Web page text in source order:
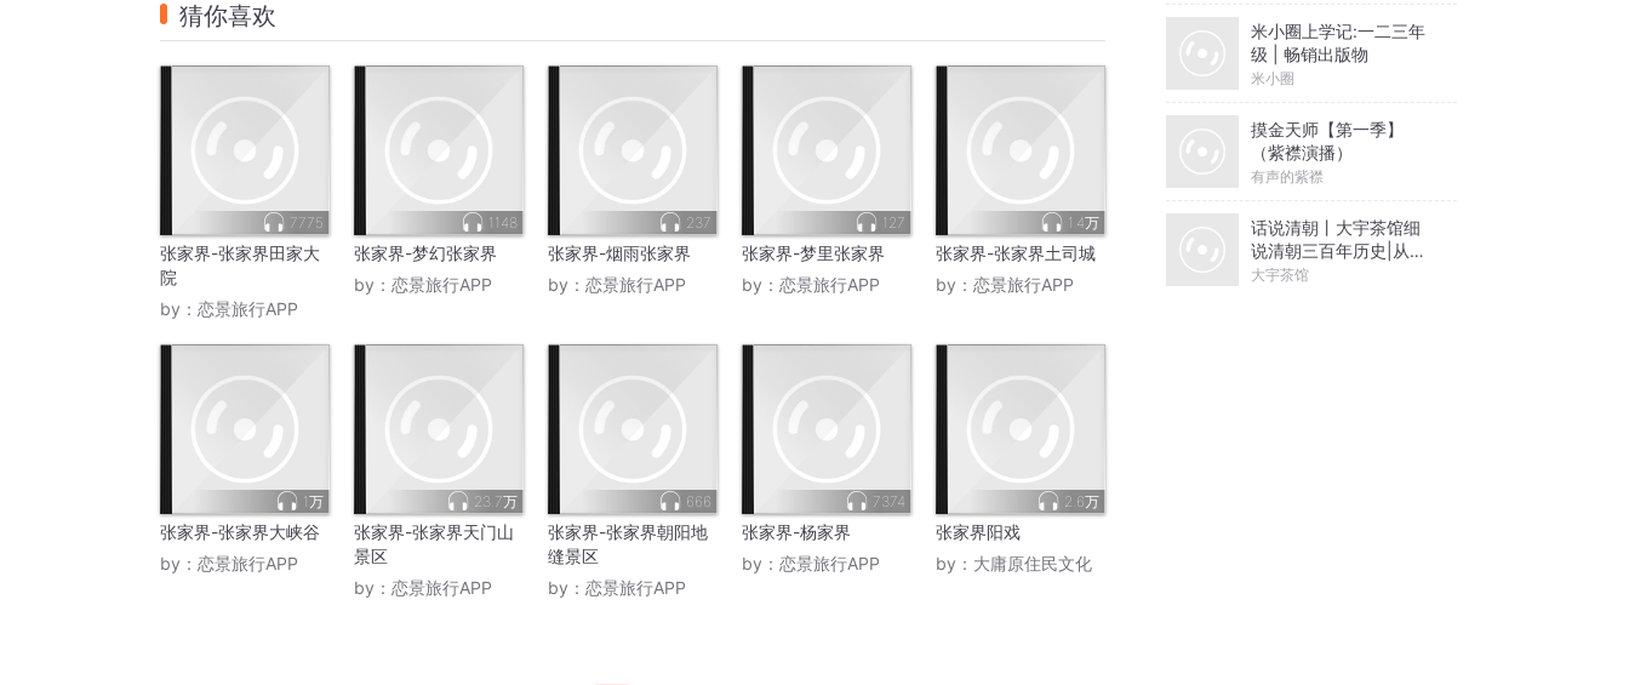
猜你喜欢
7775
张家界-张家界田家大
院
by： 恋景旅行APP
1148
张家界-梦幻张家界
by： 恋景旅行APP
237
张家界-烟雨张家界
by： 恋景旅行APP
127
张家界-梦里张家界
by： 恋景旅行APP
1.4万
张家界-张家界土司城
by： 恋景旅行APP
1万
张家界-张家界大峡谷
by： 恋景旅行APP
23.7万
张家界-张家界天门山
景区
by： 恋景旅行APP
666
张家界-张家界朝阳地
缝景区
by： 恋景旅行APP
7374
张家界-杨家界
by： 恋景旅行APP
2.6万
张家界阳戏
by： 大庸原住民文化
米小圈上学记:一二三年
级 | 畅销出版物
米小圈
摸金天师【第一季】
（紫襟演播）
有声的紫襟
话说清朝丨大宇茶馆细
说清朝三百年历史|从努
尔哈赤到末代皇帝溥仪|
大宇茶馆